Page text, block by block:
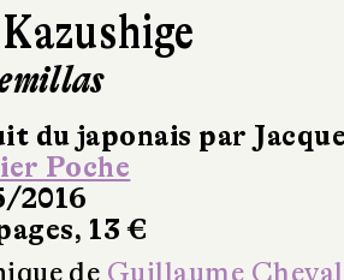
du japonais par
Poche
2016
13 €
de Guillaume